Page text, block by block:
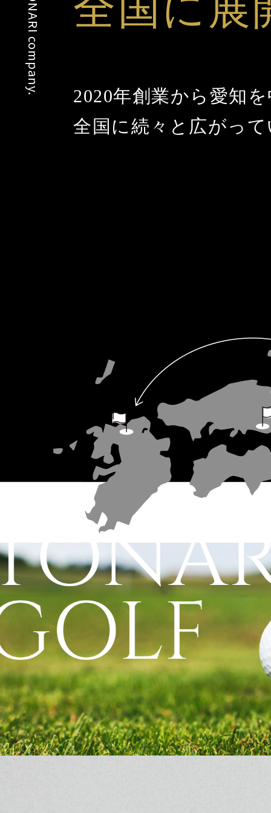
全国に展
2020年創業から愛知
全国に続々と広がっ